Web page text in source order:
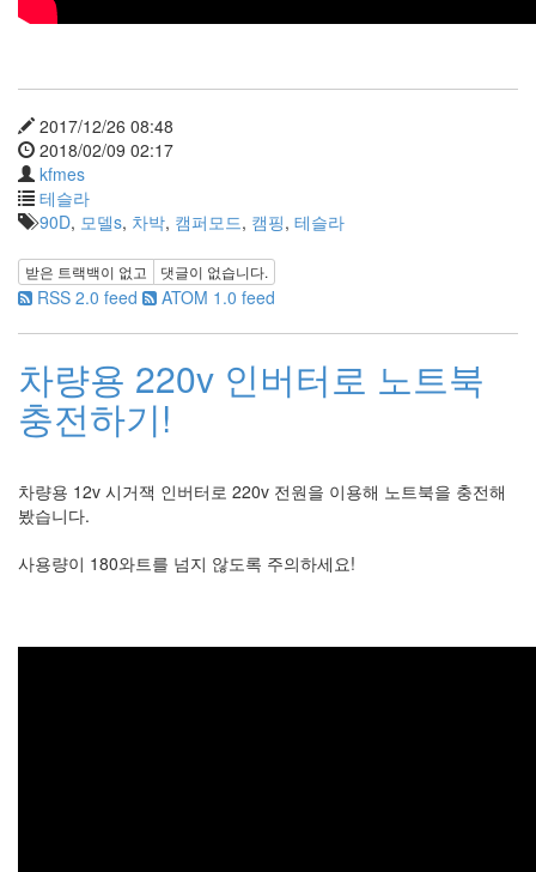
2017/12/26 08:48
2018/02/09 02:17
kfmes
테슬라
90D, 모델s, 차박, 캠퍼모드, 캠핑, 테슬라
받은 트랙백이 없고 댓글이 없습니다.
RSS 2.0 feed ATOM 1.0 feed
차량용 220v 인버터로 노트북
충전하기!
차량용 12v 시거잭 인버터로 220v 전원을 이용해 노트북을 충전해
봤습니다.
사용량이 180와트를 넘지 않도록 주의하세요!
Recent
전
기
차
충
전
요
제
알
뜰...
by
kfmes
테
라
모
델
S
-
도